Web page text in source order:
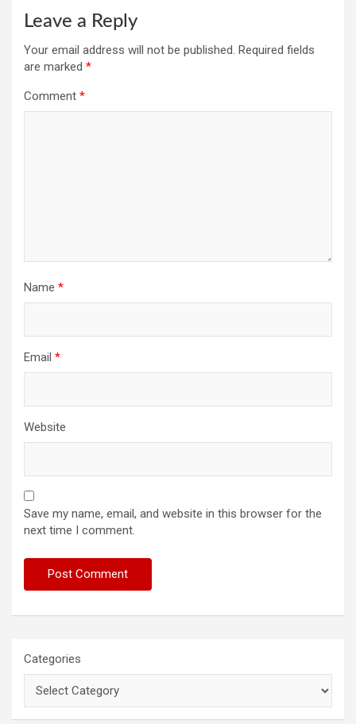
Leave a Reply
Your email address will not be published. Required fields
are marked *
Comment *
Name *
Email *
Website
Save my name, email, and website in this browser for the
next time I comment.
Categories